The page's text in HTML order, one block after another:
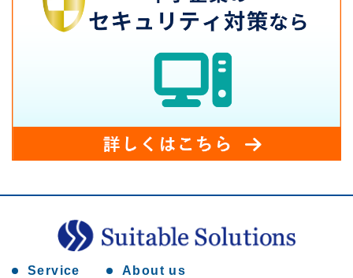
Service About us